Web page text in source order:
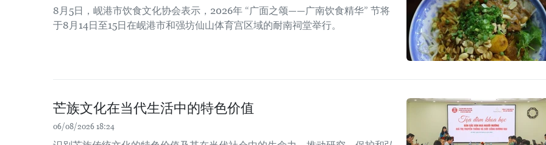
8月5日，岘港市饮食文化协会表示，2026年 “广面之颂——广南饮食精华” 节将
于8月14日至15日在岘港市和强坊仙山体育宫区域的耐南祠堂举行。
芒族文化在当代生活中的特色价值
06/08/2026 18:24